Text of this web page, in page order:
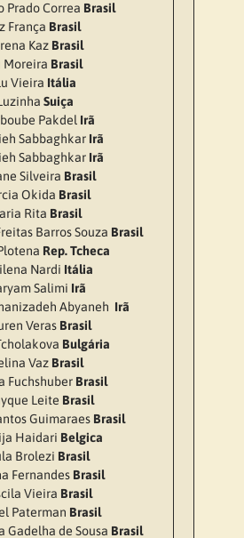
Prado Correa Brasil
França Brasil
Kaz Brasil
Moreira Brasil
Vieira Itália
Suiça
Pakdel Irã
Sabbaghkar Irã
Sabbaghkar Irã
Silveira Brasil
Okida Brasil
Rita Brasil
Barros Souza Brasil
Rep. Tcheca
Nardi Itália
Salimi Irã
Abyaneh Irã
Veras Brasil
Bulgária
Vaz Brasil
Fuchshuber Brasil
Leite Brasil
Guimaraes Brasil
Haidari Belgica
Brolezi Brasil
Fernandes Brasil
Vieira Brasil
Paterman Brasil
Gadelha de Sousa Brasil